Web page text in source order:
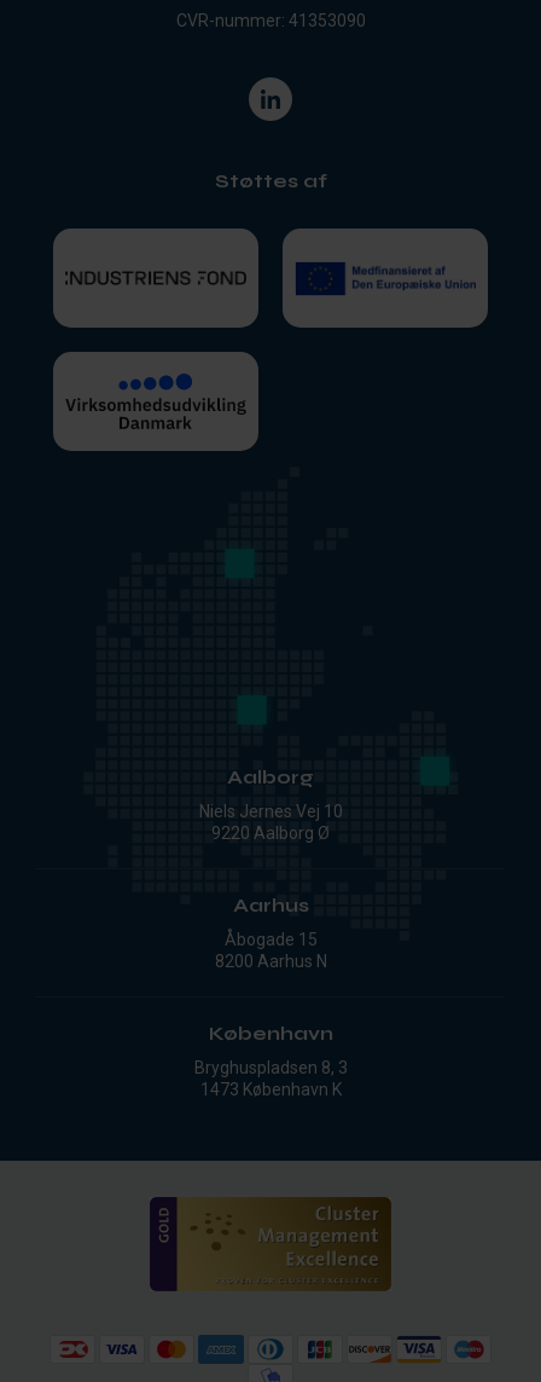
CVR-nummer: 41353090
Støttes af
Aalborg
Niels Jernes Vej 10
9220 Aalborg Ø
Aarhus
Åbogade 15
8200 Aarhus N
København
Bryghuspladsen 8, 3
1473 København K